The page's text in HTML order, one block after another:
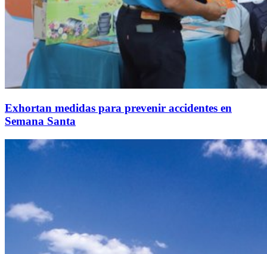
Exhortan medidas para prevenir accidentes en
Semana Santa